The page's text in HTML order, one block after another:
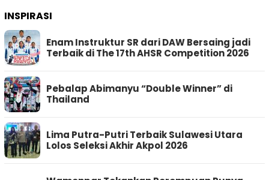
INSPIRASI
Enam Instruktur SR dari DAW Bersaing jadi
Terbaik di The 17th AHSR Competition 2026
Pebalap Abimanyu “Double Winner” di
Thailand
Lima Putra-Putri Terbaik Sulawesi Utara
Lolos Seleksi Akhir Akpol 2026